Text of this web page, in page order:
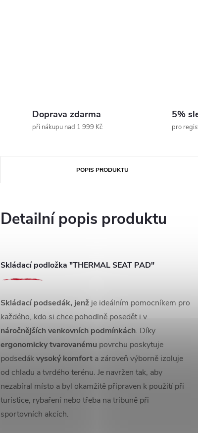
Doprava zdarma
při nákupu nad 1 999 Kč
5%
pro
POPIS PRODUKTU
Detailní popis produktu
Skládací podložka "THERMAL SEAT PAD"
Skládací podsedák, jenž je ideálním pomocníkem pro
každého, kdo si chce pohodlně posedět i v
náročnějších venkovních podmínkách. Díky
ergonomicky tvarovanému povrchu poskytuje
podsedákvysoký komfort a zároveň výborně izoluje
od chladu a tvrdého terénu. Je navržen tak, aby
nezabíral místo a byl okamžitě připraven k použití při
turistice, rybaření nebo třeba na tribuně při
sportovních akcích.